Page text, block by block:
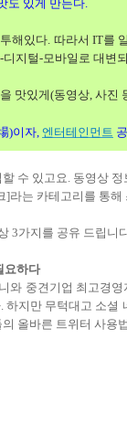
도 있게 만든다.
해있다. 따라서 IT를
-디지털-모바일로 대변
을 맛있게(동영상, 사진
)이자, 엔터테인먼트
수 있고요. 동영상 정
]라는 카테고리를 통
3가지를 공유 드립니
요하다
와 중견기업 최고경영
. 하지만 무턱대고 소셜
의 올바른 트위터 사용